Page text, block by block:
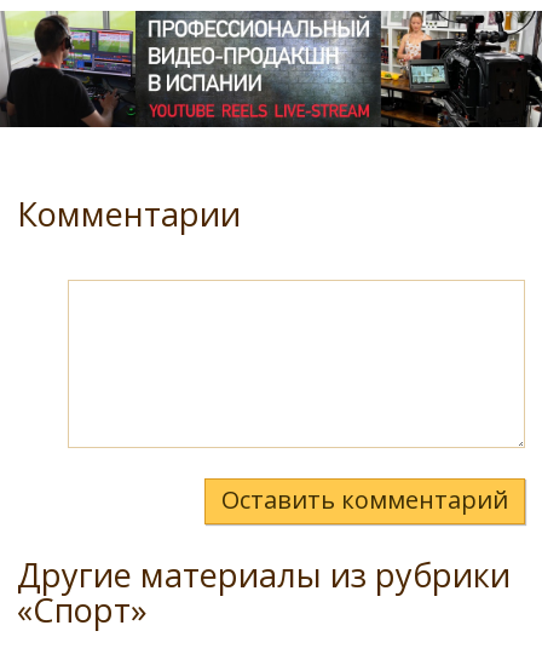
Комментарии
Оставить комментарий
Другие материалы из рубрики
«Спорт»